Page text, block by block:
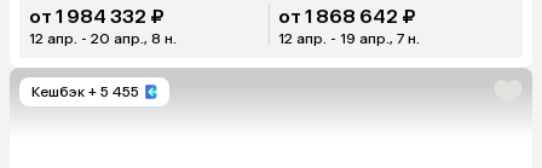
от 1 984 332 ₽
12 апр. - 20 апр., 8 н.
от 1 868 642 ₽
12 апр. - 19 апр., 7 н.
Кешбэк + 5 455